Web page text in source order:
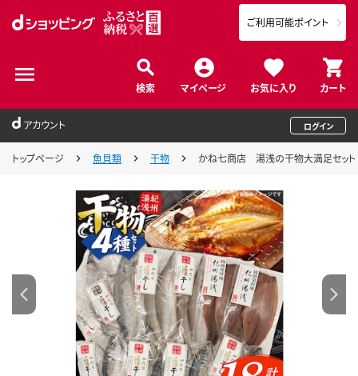
検索 マイページ お気に入り カート
ご利用可能ポイント
アカウント ログイン
トップページ 魚貝類 干物 かね七商店 湯浅の干物大満足セット